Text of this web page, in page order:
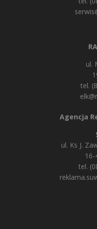
ul.
tel.
Agencja
ul. Ks J.
16-
tel.